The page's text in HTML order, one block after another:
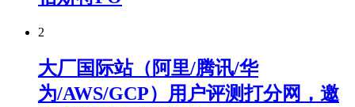
2
大厂国际站（阿里/腾讯/华
为/AWS/GCP）用户评测打分网，邀